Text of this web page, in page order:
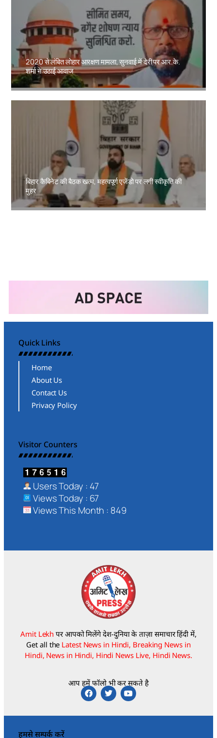
2020 से लंबित लोहार आरक्षण मामला, सुनवाई में देरी पर आर.के.
शर्मा ने उठाई आवाज
Amit Lekh
बिहार कैबिनेट की बैठक खत्म, महत्वपूर्ण एजेंडो पर लगी स्वीकृति की
मुहर
Amit Lekh
Quick Links
Home
About Us
Contact Us
Privacy Policy
Visitor Counters
Users Today : 47
Views Today : 67
Views This Month : 849
Amit Lekh पर आपको मिलेंगे देश-दुनिया के ताज़ा समाचार हिंदी में,
Get all the Latest News in Hindi, Breaking News in
Hindi, News in Hindi, Hindi News Live, Hindi News.
आप हमें फॉलो भी कर सकते है
हमसे सम्पर्क करें